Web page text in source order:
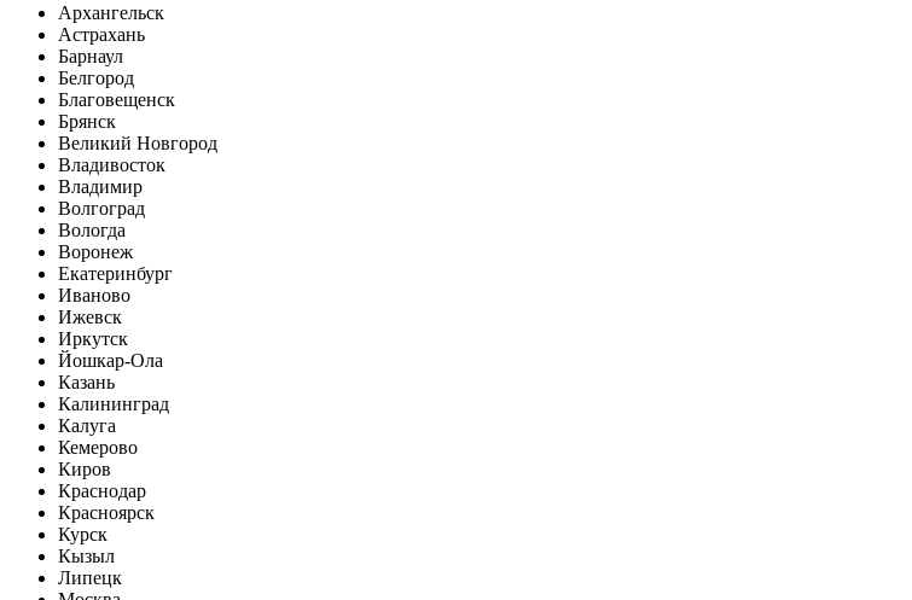
Архангельск
Астрахань
Барнаул
Белгород
Благовещенск
Брянск
Великий Новгород
Владивосток
Владимир
Волгоград
Вологда
Воронеж
Екатеринбург
Иваново
Ижевск
Иркутск
Йошкар-Ола
Казань
Калининград
Калуга
Кемерово
Киров
Краснодар
Красноярск
Курск
Кызыл
Липецк